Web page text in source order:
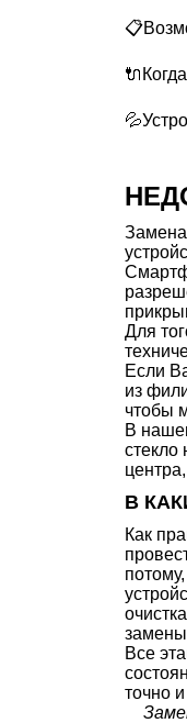
Замена
Для
Если
из
чтобы
В
стекло
В
Как
замены
Все
точно